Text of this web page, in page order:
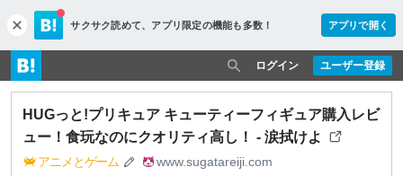
c
l
o
s
e
サクサク読めて、 アプリ限定の機能も多数！ アプリで開く
ユーザー登録
ログイン
HUGっと!プリキュア キューティーフィギュア購入レビ
ュー！食玩なのにクオリティ高し！ - 涙拭けよ
アニメとゲーム www.sugatareiji.com